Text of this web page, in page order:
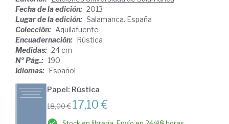
Fecha de la edición: 2013
Lugar de la edición: Salamanca. España
Colección: Aquilafuente
Encuadernación: Rústica
Medidas: 24 cm
Nº Pág.: 190
Idiomas: Español
Papel: Rústica
18,00 € 17,10 €